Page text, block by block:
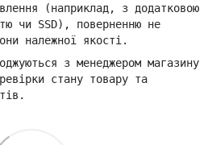
(наприклад, з додатковою
чи SSD), поверненню не
належної якості.
з менеджером магазину
стану товару та